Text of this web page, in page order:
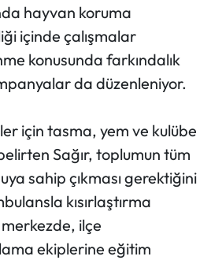
hayvan koruma
içinde çalışmalar
konusunda farkındalık
da düzenleniyor.
için tasma, yem ve kulübe
Sağır, toplumun tüm
sahip çıkması gerektiğini
kısırlaştırma
ilçe
ekiplerine eğitim